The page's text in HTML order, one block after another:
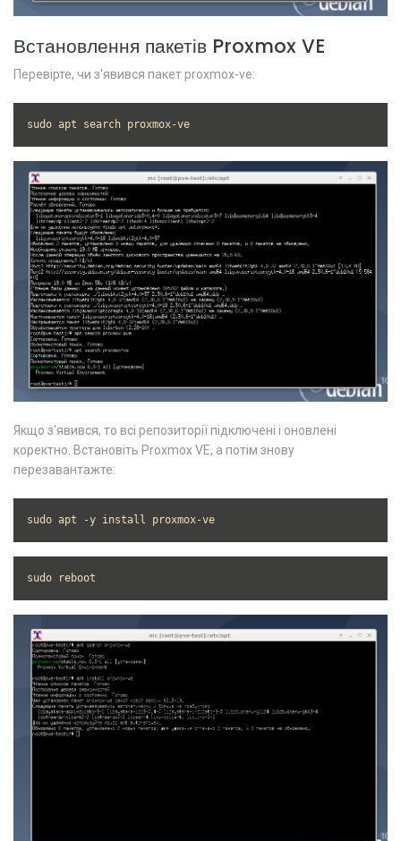
Встановлення пакетів Proxmox VE
Перевірте, чи з'явився пакет proxmox-ve:
sudo apt search proxmox-ve
Якщо з'явився, то всі репозиторії підключені і оновлені
коректно. Встановіть Proxmox VE, а потім знову
перезавантажте:
sudo apt -y install proxmox-ve
sudo reboot